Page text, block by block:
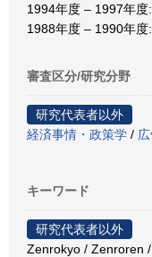
1994年度 – 1997年
1988年度 – 1990年
審査区分/研究分野
研究代表者以外
経済事情・政策学 /
キーワード
研究代表者以外
Zenrokyo / Zenroren